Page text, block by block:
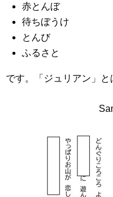
赤とんぼ
待ちぼうけ
とんび
ふるさと
です。「ジュリアン」